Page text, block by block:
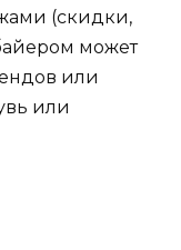
(скидки,
может
или
или